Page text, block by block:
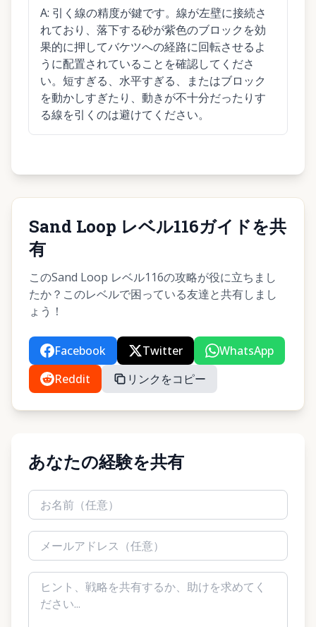
A: 引く線の精度が鍵です。線が左壁に接続さ
れており、落下する砂が紫色のブロックを効
果的に押してバケツへの経路に回転させるよ
うに配置されていることを確認してくださ
い。短すぎる、水平すぎる、またはブロック
を動かしすぎたり、動きが不十分だったりす
る線を引くのは避けてください。
Sand Loop レベル116ガイドを共
有
このSand Loop レベル116の攻略が役に立ちまし
たか？このレベルで困っている友達と共有しまし
ょう！
Facebook Twitter
WhatsApp
Reddit
リンクをコピー
あなたの経験を共有